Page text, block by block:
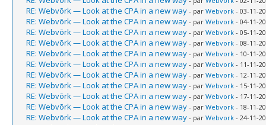
RE: Webvõrk — Look at the CPA in a new way - par Webvork - 03-11-
RE: Webvõrk — Look at the CPA in a new way - par Webvork - 04-11-
RE: Webvõrk — Look at the CPA in a new way - par Webvork - 05-11-
RE: Webvõrk — Look at the CPA in a new way - par Webvork - 08-11-
RE: Webvõrk — Look at the CPA in a new way - par Webvork - 10-11-
RE: Webvõrk — Look at the CPA in a new way - par Webvork - 11-11-
RE: Webvõrk — Look at the CPA in a new way - par Webvork - 12-11-
RE: Webvõrk — Look at the CPA in a new way - par Webvork - 15-11-
RE: Webvõrk — Look at the CPA in a new way - par Webvork - 17-11-
RE: Webvõrk — Look at the CPA in a new way - par Webvork - 18-11-
RE: Webvõrk — Look at the CPA in a new way - par Webvork - 24-11-